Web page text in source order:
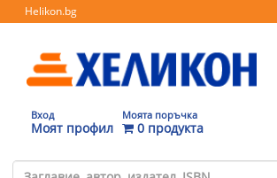
Helikon.bg
Вход
Моят профил
Моята поръчка
0 продукта